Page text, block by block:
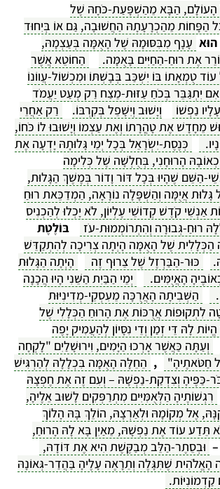
הַבָּא מֵהַשְׁפָּעַת-כֹּחָהּ שֶׁל
הַפָּחוֹת מֵהַכְרָעָתָהּ הַחֲשׁוּבָה, גַּם אוֹ בְּיִחוּד
הוּא עָנָף מִבִּסּוּמָהּ שֶׁל הָאֻמָּה בְּעַצְמָהּ,
אֶת רוּחַ-הַחַיִּים בָּאֻמָּה.
הַחוֹטֵא אֲשֶׁר
טֻמְאָתוֹ בּוֹ יִשְׁכַּב בְּבָשְׁתּוֹ וּמִכְשׁוֹל-עֲווֹנוֹ
אִם יִתְגַּבֵּר בְּכֹחַ עַזּוּת-מֵצַח רַק מְעַט יַעֲמֹד
נַפְשׁוֹ
וְיָשׁוּב וְיִשָּׁפֵל בְּקִרְבּוֹ.
רַק אַחֲרֵי
מֵחָדָשׁ אֶת טָהֳרָתוֹ וְאֶת עַצְמוֹ וְיָשׁוּבוּ לוֹ כֹּחוֹ,
כְּנֶסֶת-יִשְׂרָאֵל בְּכָל יְמֵי גָּלוּתָהּ יָדְעָה אֶת
הָרוּחָנִי, בְּחֻלְשָׁה שֶׁל כְּלִימָה
הַשֵּׁם שֶׁהָיוּ בְּכָל דּוֹר וָדוֹר בְּמֶשֶׁךְ הַגָּלוּת,
אֲיֻמָּה וְהַשְׁפָּלָה נוֹרָאָה, הַמְדַכֵּאת רוּחַ
אַנְשֵׁי קֹדֶשׁ קְדוֹשֵׁי עֶלְיוֹן, לֹא יָכְלוּ לְהַכְנִיס
גְּבוּרָה וְהִתְרוֹמְמוּת-עֹז
בּוֹלֶטֶת
שֶׁל הָאֻמָּה הָיְתָה צְרִיכָה לְהִתְקַדֵּשׁ
כּוּר-הַבַּרְזֶל שֶׁל צֵרוּף זֶה
הָיְתָה הַגָּלוּת
הָאֲיֻמִּים.
יְמֵי הַבַּיִת הַשֵּׁנִי הָיוּ הֲכָנָה
הַשְּׁבִיתָה הָאֲרֻכָּה מֵעִסְקֵי-מְדִינִיּוּת
לִתְקוּפוֹת אֲרֻכּוֹת אֶת הָרוּחַ הַכְּלָלִי שֶׁל
לָהּ דֵּי זְמַן וְדֵי נִסָּיוֹן לְהַעֲמִיק יָפֶה
וְעַתָּה כַּאֲשֶׁר אָרְכוּ הַיָּמִים, וִירוּשָׁלַיִם "לָקְחָה
הֵחֵלָּה הָאֻמָּה בִּכְלָלָהּ לְהַרְגִּישׁ
וְצִדְקַת-נַפְשָׁהּ – וְעִם זֶה אֶת חֶפְצָהּ
רִגְשׁוֹתֶיהָ הַלְּאֻמִּיִּים מִתְרַפְּקִים לָשׁוּב אֵלֶיהָ,
אֶל מְקוֹמָהּ וּלְאַרְצָהּ, הוֹלֵךְ בָּהּ הָלוֹךְ
תֵּדַע עוֹד אֶת נַפְשָׁהּ, מֵאַיִן בָּא לָהּ הָרוּחַ,
וּבְסֵתֶר-הַלֵּב מְבַקֶּשֶׁת הִיא אֶת דּוֹדָהּ,
שֶׁתִּגָּלֶה וְתֵרָאֶה עָלֶיהָ בַּהֲדַר-גְּאוֹנָהּ